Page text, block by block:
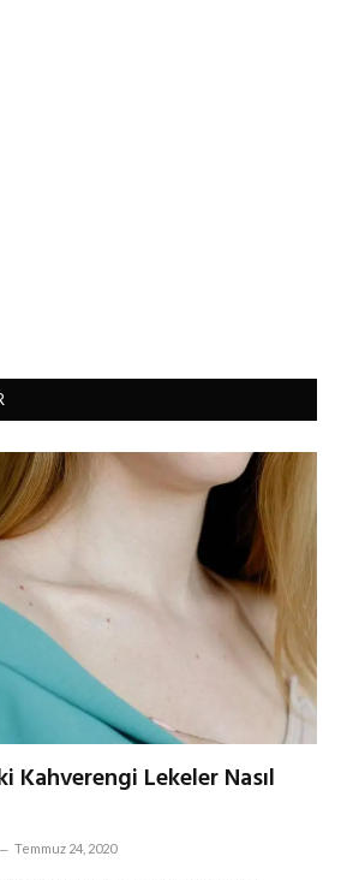
Kahverengi Lekeler Nasıl
Temmuz 24, 2020